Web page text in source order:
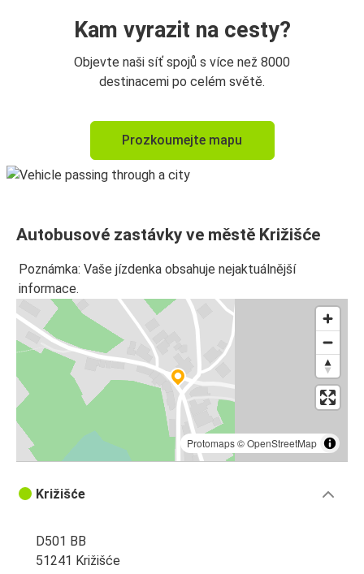
Kam vyrazit na cesty?
Objevte naši síť spojů s více než 8000
destinacemi po celém světě.
Prozkoumejte mapu
Autobusové zastávky ve městě Križišće
Poznámka: Vaše jízdenka obsahuje nejaktuálnější
informace.
Protomaps©OpenStreetMap
Križišće
D501 BB
51241 Križišće